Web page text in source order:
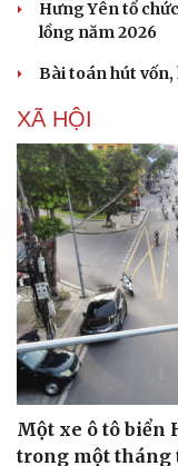
Văn hóa
Hưng Yên tổ
lồng năm 2026
Bài toán hút
XÃ HỘI
Một xe ô tô biển
trong một tháng